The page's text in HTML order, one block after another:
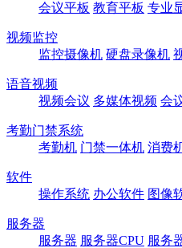
会议平板 教育平板 专业
视频监控
监控摄像机 硬盘录像机
语音视频
视频会议 多媒体视频 会
考勤门禁系统
考勤机 门禁一体机 消费
软件
操作系统 办公软件 图像
服务器
服务器 服务器CPU 服务